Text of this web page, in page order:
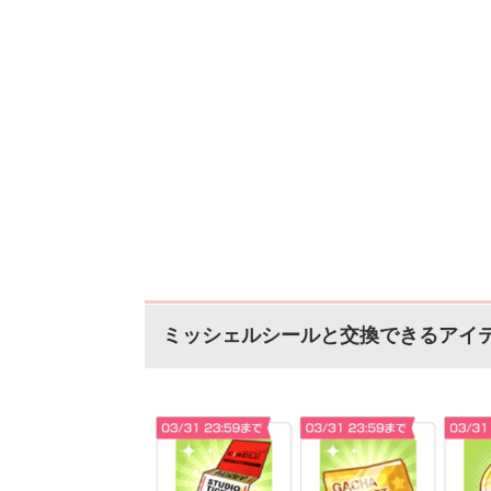
ミッシェルシールと交換できるアイ